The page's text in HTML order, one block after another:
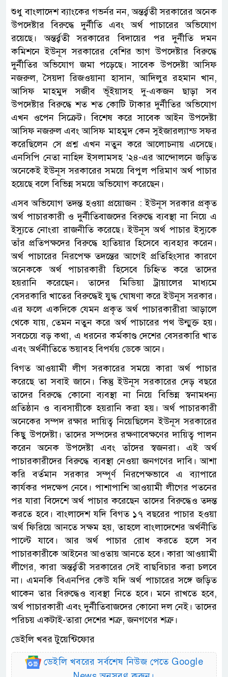
শুধু বাংলাদেশ ব্যাংকের গভর্নর নন, অন্তর্র্বতী সরকারের অনেক
উপদেষ্টার বিরুদ্ধে দুর্নীতি এবং অর্থ পাচারের অভিযোগ
রয়েছে। অন্তর্র্বতী সরকারের বিদায়ের পর দুর্নীতি দমন
কমিশনে ইউনূস সরকারের বেশির ভাগ উপদেষ্টার বিরুদ্ধে
দুর্নীতির অভিযোগ জমা পড়েছে। সাবেক উপদেষ্টা আসিফ
নজরুল, সৈয়দা রিজওয়ানা হাসান, আদিলুর রহমান খান,
আসিফ মাহমুদ সজীব ভূঁইয়াসহ দু-একজন ছাড়া সব
উপদেষ্টার বিরুদ্ধে শত শত কোটি টাকার দুর্নীতির অভিযোগ
এখন ওপেন সিক্রেট। বিশেষ করে সাবেক আইন উপদেষ্টা
আসিফ নজরুল এবং আসিফ মাহমুদ কেন সুইজারল্যান্ড সফর
করেছিলেন সে প্রশ্ন এখন নতুন করে আলোচনায় এসেছে।
এনসিপি নেতা নাহিদ ইসলামসহ ’২৪-এর আন্দোলনে জড়িত
অনেকেই ইউনূস সরকারের সময়ে বিপুল পরিমাণ অর্থ পাচার
হয়েছে বলে বিভিন্ন সময়ে অভিযোগ করেছেন।
এসব অভিযোগ তদন্ত হওয়া প্রয়োজন : ইউনূস সরকার প্রকৃত
অর্থ পাচারকারী ও দুর্নীতিবাজদের বিরুদ্ধে ব্যবস্থা না নিয়ে এ
ইস্যুতে নোংরা রাজনীতি করেছে। ইউনূস অর্থ পাচার ইস্যুকে
তাঁর প্রতিপক্ষদের বিরুদ্ধে হাতিয়ার হিসেবে ব্যবহার করেন।
অর্থ পাচারের নিরপেক্ষ তদন্তের আগেই প্রতিহিংসার কারণে
অনেককে অর্থ পাচারকারী হিসেবে চিহ্নিত করে তাদের
হয়রানি করেছেন। তাদের মিডিয়া ট্রায়ালের মাধ্যমে
বেসরকারি খাতের বিরুদ্ধেই যুদ্ধ ঘোষণা করে ইউনূস সরকার।
এর ফলে একদিকে যেমন প্রকৃত অর্থ পাচারকারীরা আড়ালে
থেকে যায়, তেমন নতুন করে অর্থ পাচারের পথ উন্মুক্ত হয়।
সবচেয়ে বড় কথা, এ ধরনের কর্মকাণ্ড দেশের বেসরকারি খাত
এবং অর্থনীতিতে ভয়াবহ বিপর্যয় ডেকে আনে।
বিগত আওয়ামী লীগ সরকারের সময়ে কারা অর্থ পাচার
করেছে তা সবাই জানে। কিন্তু ইউনূস সরকারের দেড় বছরে
তাদের বিরুদ্ধে কোনো ব্যবস্থা না নিয়ে বিভিন্ন স্বনামধন্য
প্রতিষ্ঠান ও ব্যবসায়ীকে হয়রানি করা হয়। অর্থ পাচারকারী
অনেকের সম্পদ রক্ষার দায়িত্ব নিয়েছিলেন ইউনূস সরকারের
কিছু উপদেষ্টা। তাদের সম্পদের রক্ষণাবেক্ষণের দায়িত্ব পালন
করেন অনেক উপদেষ্টা এবং তাঁদের স্বজনরা। এই অর্থ
পাচারকারীদের বিরুদ্ধে ব্যবস্থা নেওয়া জনগণের দাবি। আশা
করি বর্তমান সরকার সম্পূর্ণ নিরপেক্ষভাবে এ ব্যাপারে
কার্যকর পদক্ষেপ নেবে। পাশাপাশি আওয়ামী লীগের পতনের
পর যারা বিদেশে অর্থ পাচার করেছেন তাদের বিরুদ্ধেও তদন্ত
করতে হবে। বাংলাদেশ যদি বিগত ১৭ বছরের পাচার হওয়া
অর্থ ফিরিয়ে আনতে সক্ষম হয়, তাহলে বাংলাদেশের অর্থনীতি
পাল্টে যাবে। আর অর্থ পাচার রোধ করতে হলে সব
পাচারকারীকে আইনের আওতায় আনতে হবে। কারা আওয়ামী
লীগের, কারা অন্তর্র্বতী সরকারের সেই বাছবিচার করা চলবে
না। এমনকি বিএনপির কেউ যদি অর্থ পাচারের সঙ্গে জড়িত
থাকেন তার বিরুদ্ধেও ব্যবস্থা নিতে হবে। মনে রাখতে হবে,
অর্থ পাচারকারী এবং দুর্নীতিবাজদের কোনো দল নেই। তাদের
পরিচয় একটাই-তারা দেশের শত্রু, জনগণের শত্রু।
ডেইলি খবর টুয়েন্টিফোর
ডেইলি খবরের সর্বশেষ নিউজ পেতে Google